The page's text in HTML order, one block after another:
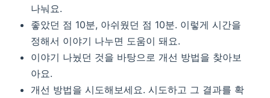
나눠요.
좋았던 점 10분, 아쉬웠던 점 10분. 이렇게 시간을
정해서 이야기 나누면 도움이 돼요.
이야기 나눴던 것을 바탕으로 개선 방법을 찾아보
아요.
개선 방법을 시도해보세요. 시도하고 그 결과를 확